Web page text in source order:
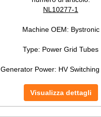
NL10277-1
Machine OEM: Bystronic
Type: Power Grid Tubes
Generator Power: HV
Visualizza dettagli